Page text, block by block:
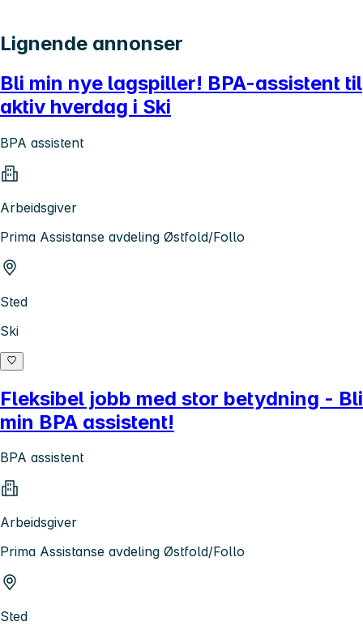
Lignende annonser
Bli min nye lagspiller! BPA-assistent til
aktiv hverdag i Ski
BPA assistent
Arbeidsgiver
Prima Assistanse avdeling Østfold/Follo
Sted
Ski
Fleksibel jobb med stor betydning - Bli
min BPA assistent!
BPA assistent
Arbeidsgiver
Prima Assistanse avdeling Østfold/Follo
Sted